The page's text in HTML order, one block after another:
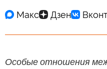
Особые отношения